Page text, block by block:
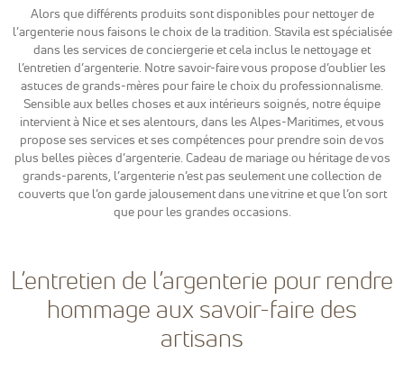
Alors que différents produits sont disponibles pour nettoyer de
l’argenterie nous faisons le choix de la tradition. Stavila est spécialisée
dans les services de conciergerie et cela inclus le nettoyage et
l’entretien d’argenterie. Notre savoir-faire vous propose d’oublier les
astuces de grands-mères pour faire le choix du professionnalisme.
Sensible aux belles choses et aux intérieurs soignés, notre équipe
intervient à Nice et ses alentours, dans les Alpes-Maritimes, et vous
propose ses services et ses compétences pour prendre soin de vos
plus belles pièces d’argenterie. Cadeau de mariage ou héritage de vos
grands-parents, l’argenterie n’est pas seulement une collection de
couverts que l’on garde jalousement dans une vitrine et que l’on sort
que pour les grandes occasions.
L’entretien de l’argenterie pour rendre
hommage aux savoir-faire des
artisans
nous
contacter.
Statistiques
Nous
utilisons
Analytics
pour
mesurer
l'audience de
notre site
des données
anonymes
afin
comment les